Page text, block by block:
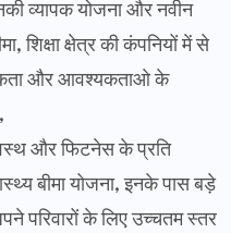
व्यापक योजना और नवीन
शिक्षा क्षेत्र की कंपनियों में से
और आवश्यकताओ के
और फिटनेस के प्रति
बीमा योजना, इनके पास बड़े
परिवारों के लिए उच्चतम स्तर